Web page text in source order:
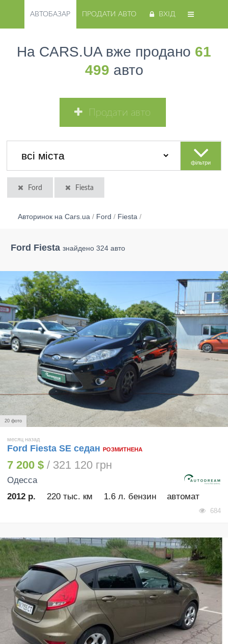
АВТОБАЗАР ПРОДАТИ АВТО ВХІД
На CARS.UA вже продано 61
499 авто
Продати авто
фільтри
Ford Fiesta
Авторинок на Cars.ua / Ford / Fiesta /
Ford Fiesta знайдено 324 авто
20 фото
месяц назад
Ford Fiesta SE седан РОЗМИТНЕНА
7 200 $ / 321 120 грн
Одесса
2012 р.
220 тыс. км 1.6 л. бензин автомат
684